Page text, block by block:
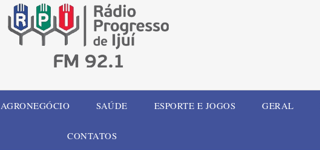
AGRONEGÓCIO SAÚDE ESPORTE E JOGOS GERAL
CONTATOS